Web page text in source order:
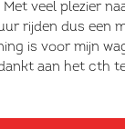
veel plezier
rijden dus een
is voor mijn
aan het cth